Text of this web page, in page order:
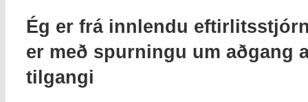
Ég er frá innlendu
er með spurningu um aðgang
tilgangi